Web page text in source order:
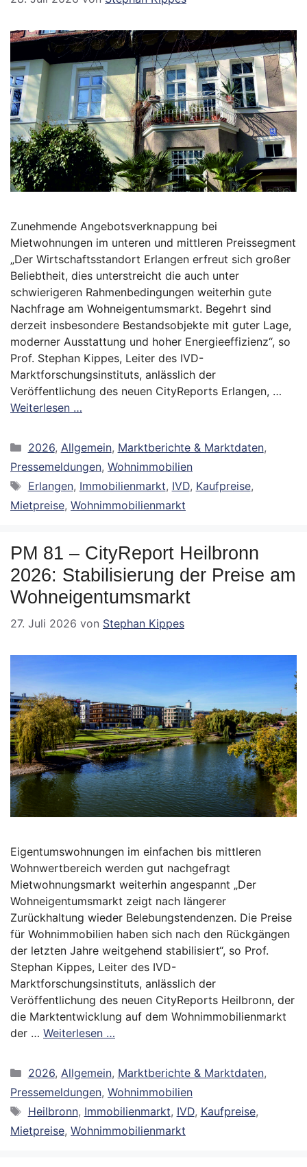
Zunehmende Angebotsverknappung bei
Mietwohnungen im unteren und mittleren Preissegment
„Der Wirtschaftsstandort Erlangen erfreut sich großer
Beliebtheit, dies unterstreicht die auch unter
schwierigeren Rahmenbedingungen weiterhin gute
Nachfrage am Wohneigentumsmarkt. Begehrt sind
derzeit insbesondere Bestandsobjekte mit guter Lage,
moderner Ausstattung und hoher Energieeffizienz“, so
Prof. Stephan Kippes, Leiter des IVD-
Marktforschungsinstituts, anlässlich der
Veröffentlichung des neuen CityReports Erlangen, …
Weiterlesen …
Kategorien
2026, Allgemein, Marktberichte & Marktdaten,
Pressemeldungen, Wohnimmobilien
Schlagwörter
Erlangen, Immobilienmarkt, IVD, Kaufpreise,
Mietpreise, Wohnimmobilienmarkt
PM 81 – CityReport Heilbronn
2026: Stabilisierung der Preise am
Wohneigentumsmarkt
27. Juli 2026 von Stephan Kippes
Eigentumswohnungen im einfachen bis mittleren
Wohnwertbereich werden gut nachgefragt
Mietwohnungsmarkt weiterhin angespannt „Der
Wohneigentumsmarkt zeigt nach längerer
Zurückhaltung wieder Belebungstendenzen. Die Preise
für Wohnimmobilien haben sich nach den Rückgängen
der letzten Jahre weitgehend stabilisiert“, so Prof.
Stephan Kippes, Leiter des IVD-
Marktforschungsinstituts, anlässlich der
Veröffentlichung des neuen CityReports Heilbronn, der
die Marktentwicklung auf dem Wohnimmobilienmarkt
der … Weiterlesen …
Kategorien
2026, Allgemein, Marktberichte & Marktdaten,
Pressemeldungen, Wohnimmobilien
Schlagwörter
Heilbronn, Immobilienmarkt, IVD, Kaufpreise,
Mietpreise, Wohnimmobilienmarkt